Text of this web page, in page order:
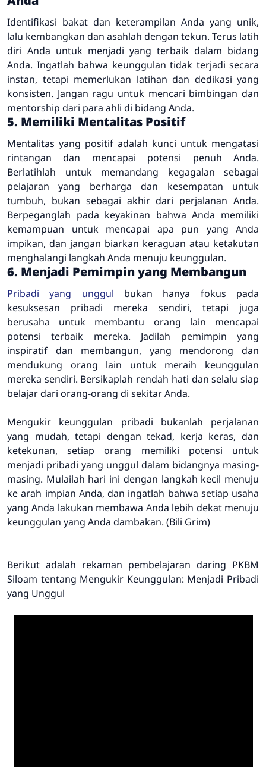
Identifikasi bakat dan keterampilan Anda yang unik,
lalu kembangkan dan asahlah dengan tekun. Terus latih
diri Anda untuk menjadi yang terbaik dalam bidang
Anda. Ingatlah bahwa keunggulan tidak terjadi secara
instan, tetapi memerlukan latihan dan dedikasi yang
konsisten. Jangan ragu untuk mencari bimbingan dan
mentorship dari para ahli di bidang Anda.
5. Memiliki Mentalitas Positif
Mentalitas yang positif adalah kunci untuk mengatasi
rintangan dan mencapai potensi penuh Anda.
Berlatihlah untuk memandang kegagalan sebagai
pelajaran yang berharga dan kesempatan untuk
tumbuh, bukan sebagai akhir dari perjalanan Anda.
Berpeganglah pada keyakinan bahwa Anda memiliki
kemampuan untuk mencapai apa pun yang Anda
impikan, dan jangan biarkan keraguan atau ketakutan
menghalangi langkah Anda menuju keunggulan.
6. Menjadi Pemimpin yang Membangun
Pribadi yang unggul bukan hanya fokus pada
kesuksesan pribadi mereka sendiri, tetapi juga
berusaha untuk membantu orang lain mencapai
potensi terbaik mereka. Jadilah pemimpin yang
inspiratif dan membangun, yang mendorong dan
mendukung orang lain untuk meraih keunggulan
mereka sendiri. Bersikaplah rendah hati dan selalu siap
belajar dari orang-orang di sekitar Anda.
Mengukir keunggulan pribadi bukanlah perjalanan
yang mudah, tetapi dengan tekad, kerja keras, dan
ketekunan, setiap orang memiliki potensi untuk
menjadi pribadi yang unggul dalam bidangnya masing-
masing. Mulailah hari ini dengan langkah kecil menuju
ke arah impian Anda, dan ingatlah bahwa setiap usaha
yang Anda lakukan membawa Anda lebih dekat menuju
keunggulan yang Anda dambakan. (Bili Grim)
Berikut adalah rekaman pembelajaran daring PKBM
Siloam tentang Mengukir Keunggulan: Menjadi Pribadi
yang Unggul